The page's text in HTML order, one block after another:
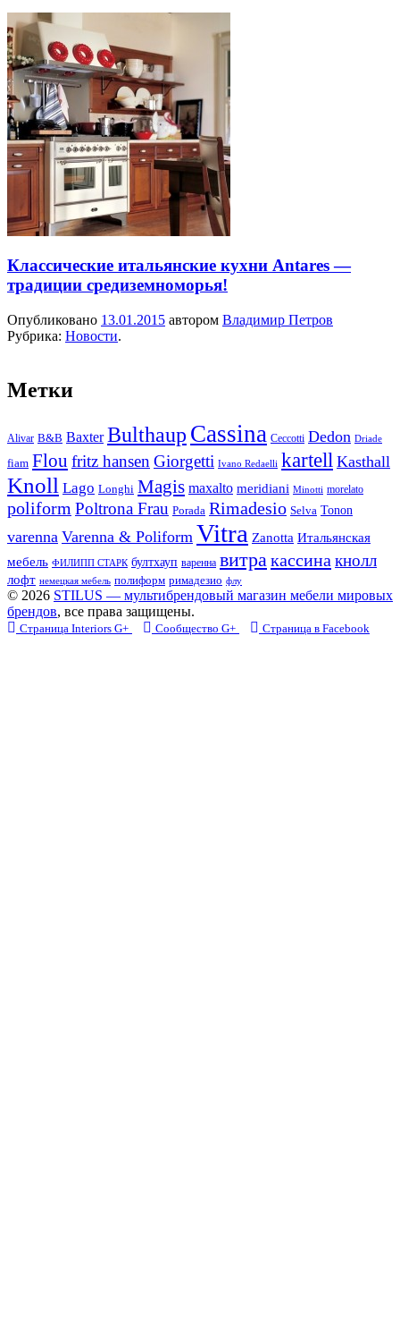
Классические итальянские кухни Antares —
традиции средиземноморья!
Опубликовано 13.01.2015 автором Владимир Петров
Рубрика: Новости.
Метки
Alivar B&B Baxter Bulthaup Cassina Ceccotti Dedon Driade
fiam Flou fritz hansen Giorgetti Ivano Redaelli kartell Kasthall
Knoll Lago Longhi Magis maxalto meridiani Minotti morelato
poliform Poltrona Frau Porada Rimadesio Selva Tonon
varenna Varenna & Poliform Vitra Zanotta Итальянская
мебель ФИЛИПП СТАРК бултхауп варенна витра кассина кнолл
лофт немецкая мебель полиформ римадезио флу
© 2026 STILUS — мультибрендовый магазин мебели мировых
брендов, все права защищены.
Страница Interiors G+ Сообщество G+ Страница в Facebook